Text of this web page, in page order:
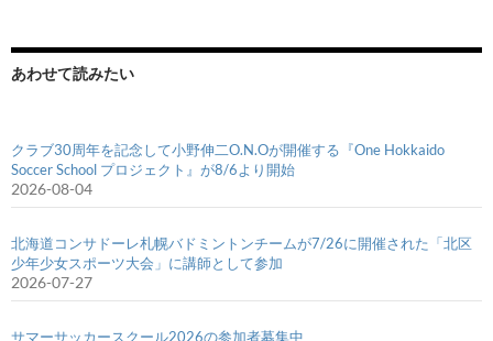
あわせて読みたい
クラブ30周年を記念して小野伸二O.N.Oが開催する『One Hokkaido
Soccer School プロジェクト』が8/6より開始
2026-08-04
北海道コンサドーレ札幌バドミントンチームが7/26に開催された「北区
少年少女スポーツ大会」に講師として参加
2026-07-27
サマーサッカースクール2026の参加者募集中